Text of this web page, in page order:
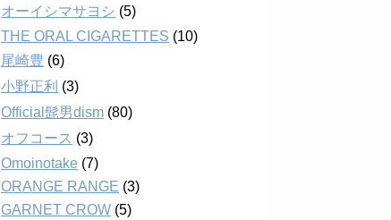
オーイシマサヨシ (5)
THE ORAL CIGARETTES (10)
尾崎豊 (6)
小野正利 (3)
Official髭男dism (80)
オフコース (3)
Omoinotake (7)
ORANGE RANGE (3)
GARNET CROW (5)